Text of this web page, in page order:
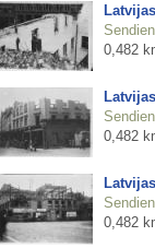
0,482
0,482
0,482